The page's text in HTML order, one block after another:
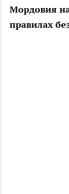
Мордовия
правилах